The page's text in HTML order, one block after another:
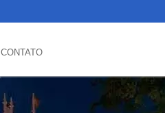
CONTATO